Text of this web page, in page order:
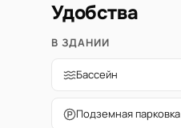
Удобства
В ЗДАНИИ
Бассейн
Подземная парковка